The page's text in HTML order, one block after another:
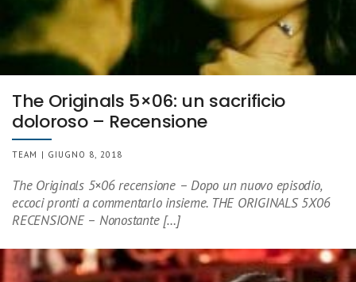
The Originals 5×06: un sacrificio
doloroso – Recensione
TEAM | GIUGNO 8, 2018
The Originals 5×06 recensione – Dopo un nuovo episodio,
eccoci pronti a commentarlo insieme. THE ORIGINALS 5X06
RECENSIONE – Nonostante […]